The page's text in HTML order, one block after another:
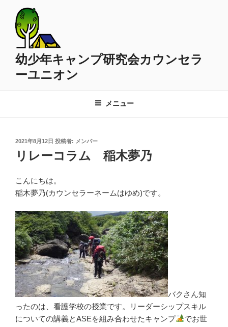
幼少年キャンプ研究会カウンセラ
ーユニオン
メニュー
投
稿
日:
2021年8月12日 投稿者: メンバー
リレーコラム 稲木夢乃
こんにちは。
稲木夢乃(カウンセラーネームはゆめ)です。
バクさん知
ったのは、看護学校の授業です。リーダーシップスキル
についての講義とASEを組み合わせたキャンプ
でお世